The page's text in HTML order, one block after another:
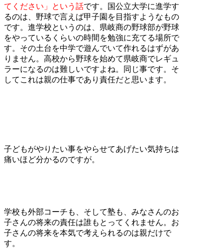
てください」という話です。国公立大学に進学す
るのは、野球で言えば甲子園を目指すようなもの
です。進学校というのは、県岐商の野球部が野球
をやっているくらいの時間を勉強に充てる場所で
す。その土台を中学で遊んでいて作れるはずがあ
りません。高校から野球を始めて県岐商でレギュ
ラーになるのは難しいですよね。同じ事です。そ
してこれは親の仕事であり責任だと思います。
子どもがやりたい事をやらせてあげたい気持ちは
痛いほど分かるのですが。
学校も外部コーチも、そして塾も、みなさんのお
子さんの将来の責任は誰もとってくれません。お
子さんの将来を本気で考えられるのは親だけで
す。